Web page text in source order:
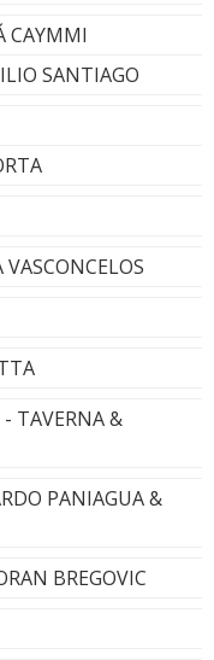
SANTIAGO
TAVERNA &
PANIAGUA &
BREGOVIC